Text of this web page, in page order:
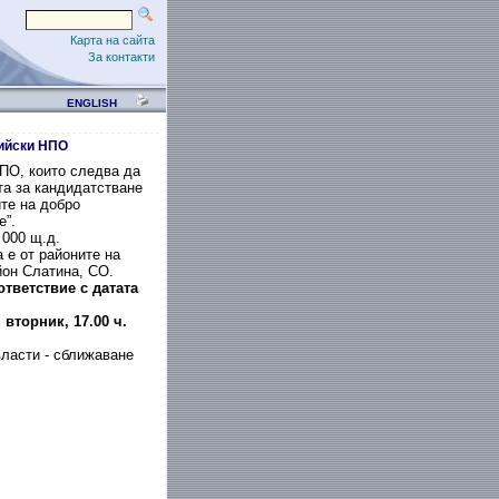
Карта на сайта
За контакти
ENGLISH
НПО
които следва да
за кандидатстване
на добро
000 щ.д.
е от районите на
Слатина, СО.
с датата
17.00 ч.
- сближаване